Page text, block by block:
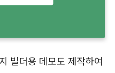
빌더용 데모도 제작하여